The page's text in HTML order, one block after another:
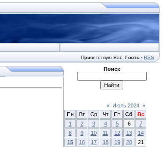
Приветствую Вас Гость · RSS
Поиск
« Июль 2024 »
Пн
Вт Ср Чт Пт Сб
Вс
1
2 3 4 5 6
7
8
9 10 11 12 13
14
15
16 17 18 19 20
21